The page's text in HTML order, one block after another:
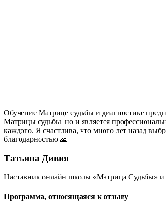
Обучение Матрице судьбы и диагностике
Матрицы судьбы, но и является
каждого. Я счастлива, что много лет назад
благодарностью 🙏
Татьяна Дивия
Наставник онлайн школы «Матрица Судьбы» и
Программа, относящаяся к отзыву